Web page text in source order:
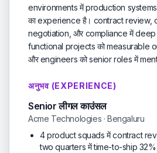
environments में production
का experience है। contract review,
negotiation, और compliance में
functional projects को measurable
और engineers को senior roles में
अनुभव (EXPERIENCE)
Senior लीगल काउंसल
Acme Technologies · Bengaluru
4 product squads में contract
two quarters में time-to-ship 32%